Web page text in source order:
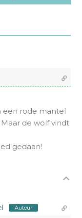
een rode mantel
de wolf vindt
gedaan!
Auteur